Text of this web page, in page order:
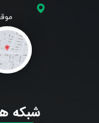
شبکه